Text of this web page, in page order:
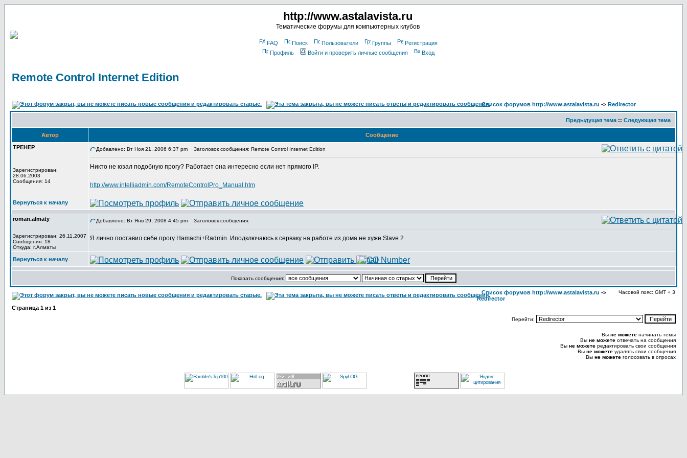
http://www.astalavista.ru
Тематические форумы для компьютерных клубов
FAQ Поиск Пользователи Группы
Регистрация
Профиль
Войти и проверить личные сообщения Вход
Remote Control Internet Edition
Список форумов http://www.astalavista.ru -> Redirector
Предыдущая тема :: Следующая тема
Автор
Сообщение
TPEHEP
Зарегистрирован:
28.06.2003
Сообщения: 14
Добавлено: Вт Ноя 21, 2006 6:37 pm Заголовок сообщения: Remote Control Internet Edition
Никто не юзал подобную прогу? Работает она интересно если нет прямого IP.
http://www.intelliadmin.com/RemoteControlPro_Manual.htm
Вернуться к началу
roman.almaty
Зарегистрирован: 26.11.2007
Сообщения: 18
Откуда: г.Алматы
Добавлено: Вт Янв 29, 2008 4:45 pm Заголовок сообщения:
Я лично поставил себе прогу Hamachi+Radmin. Иподключаюсь к серваку на работе из дома не хуже Slave 2
Вернуться к началу
Показать сообщения:
Список форумов http://www.astalavista.ru ->
Redirector
Часовой пояс: GMT + 3
Страница 1 из 1
Перейти:
Вы не можете начинать темы
Вы не можете отвечать на сообщения
Вы не можете редактировать свои сообщения
Вы не можете удалять свои сообщения
Вы не можете голосовать в опросах